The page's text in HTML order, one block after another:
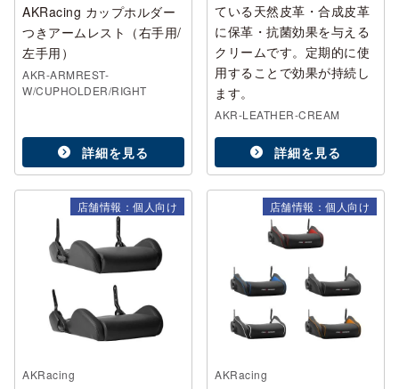
AKRacing カップホルダー
つきアームレスト（右手用/
左手用）
AKR-ARMREST-
W/CUPHOLDER/RIGHT
詳細を見る
ている天然皮革・合成皮革
に保革・抗菌効果を与える
クリームです。定期的に使
用することで効果が持続し
ます。
AKR-LEATHER-CREAM
詳細を見る
店舗情報：個人向け
AKRacing
店舗情報：個人向け
AKRacing